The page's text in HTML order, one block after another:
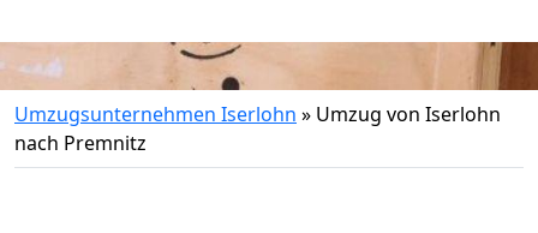
Umzugsunternehmen Iserlohn » Umzug von Iserlohn
nach Premnitz